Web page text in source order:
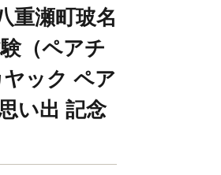
重瀬町玻名
（ペアチ
ック ペア
い出 記念